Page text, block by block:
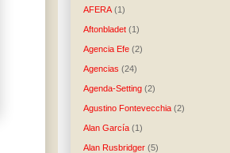
AFERA (1)
Aftonbladet (1)
Agencia Efe (2)
Agencias (24)
Agenda-Setting (2)
Agustino Fontevecchia (2)
Alan García (1)
Alan Rusbridger (5)